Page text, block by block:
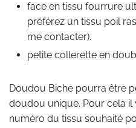
face en tissu fourrure
préférez un tissu poil
me contacter).
petite collerette en
Doudou Biche pourra être
doudou unique. Pour cela il
numéro du tissu souhaité